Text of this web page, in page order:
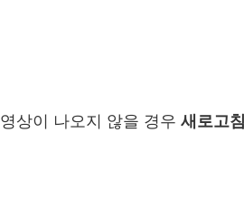
영상이 나오지 않을 경우 새로고침